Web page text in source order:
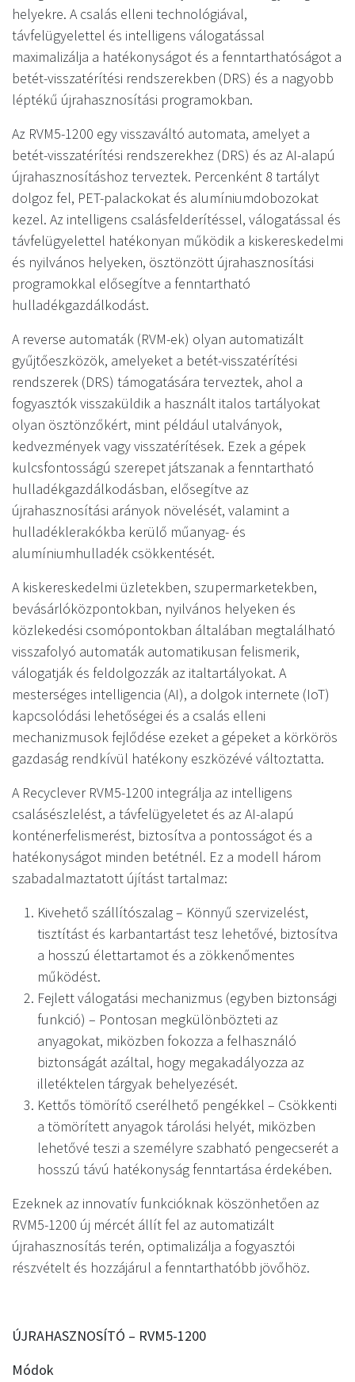
helyekre. A csalás elleni technológiával,
távfelügyelettel és intelligens válogatással
maximalizálja a hatékonyságot és a fenntarthatóságot a
betét-visszatérítési rendszerekben (DRS) és a nagyobb
léptékű újrahasznosítási programokban.
Az RVM5-1200 egy visszaváltó automata, amelyet a
betét-visszatérítési rendszerekhez (DRS) és az AI-alapú
újrahasznosításhoz terveztek. Percenként 8 tartályt
dolgoz fel, PET-palackokat és alumíniumdobozokat
kezel. Az intelligens csalásfelderítéssel, válogatással és
távfelügyelettel hatékonyan működik a kiskereskedelmi
és nyilvános helyeken, ösztönzött újrahasznosítási
programokkal elősegítve a fenntartható
hulladékgazdálkodást.
A reverse automaták (RVM-ek) olyan automatizált
gyűjtőeszközök, amelyeket a betét-visszatérítési
rendszerek (DRS) támogatására terveztek, ahol a
fogyasztók visszaküldik a használt italos tartályokat
olyan ösztönzőkért, mint például utalványok,
kedvezmények vagy visszatérítések. Ezek a gépek
kulcsfontosságú szerepet játszanak a fenntartható
hulladékgazdálkodásban, elősegítve az
újrahasznosítási arányok növelését, valamint a
hulladéklerakókba kerülő műanyag- és
alumíniumhulladék csökkentését.
A kiskereskedelmi üzletekben, szupermarketekben,
bevásárlóközpontokban, nyilvános helyeken és
közlekedési csomópontokban általában megtalálható
visszafolyó automaták automatikusan felismerik,
válogatják és feldolgozzák az italtartályokat. A
mesterséges intelligencia (AI), a dolgok internete (IoT)
kapcsolódási lehetőségei és a csalás elleni
mechanizmusok fejlődése ezeket a gépeket a körkörös
gazdaság rendkívül hatékony eszközévé változtatta.
A Recyclever RVM5-1200 integrálja az intelligens
csalásészlelést, a távfelügyeletet és az AI-alapú
konténerfelismerést, biztosítva a pontosságot és a
hatékonyságot minden betétnél. Ez a modell három
szabadalmaztatott újítást tartalmaz:
Kivehető szállítószalag – Könnyű szervizelést,
tisztítást és karbantartást tesz lehetővé, biztosítva
a hosszú élettartamot és a zökkenőmentes
működést.
Fejlett válogatási mechanizmus (egyben biztonsági
funkció) – Pontosan megkülönbözteti az
anyagokat, miközben fokozza a felhasználó
biztonságát azáltal, hogy megakadályozza az
illetéktelen tárgyak behelyezését.
Kettős tömörítő cserélhető pengékkel – Csökkenti
a tömörített anyagok tárolási helyét, miközben
lehetővé teszi a személyre szabható pengecserét a
hosszú távú hatékonyság fenntartása érdekében.
Ezeknek az innovatív funkcióknak köszönhetően az
RVM5-1200 új mércét állít fel az automatizált
újrahasznosítás terén, optimalizálja a fogyasztói
részvételt és hozzájárul a fenntarthatóbb jövőhöz.
ÚJRAHASZNOSÍTÓ – RVM5-1200
Módok